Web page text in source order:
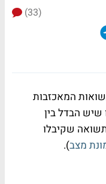
(33)
המאכזבות
הבדל בין
שקיבלו
מצב).